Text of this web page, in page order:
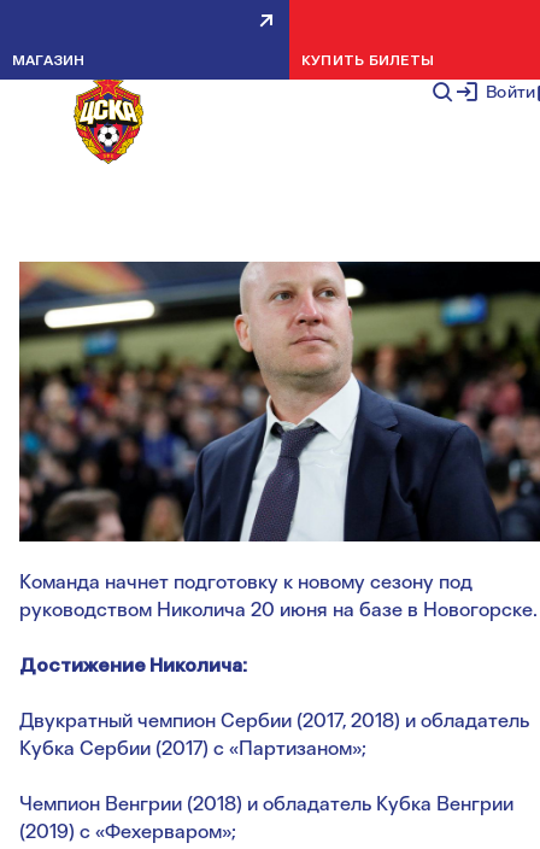
Войти
МАГАЗИН КУПИТЬ БИЛЕТЫ
МАРКО НИКОЛИЧ — НОВЫЙ
ГЛАВНЫЙ ТРЕНЕР ПФК ЦСКА!
НОВОСТИ КОМАНДЫ
Команда начнет подготовку к новому сезону под
руководством Николича 20 июня на базе в Новогорске.
Достижение Николича:
Двукратный чемпион Сербии (2017, 2018) и обладатель
Кубка Сербии (2017) с «Партизаном»;
Чемпион Венгрии (2018) и обладатель Кубка Венгрии
(2019) с «Фехерваром»;